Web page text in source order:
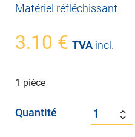
Matériel réfléchissant
3.10 € TVA incl.
1 pièce
Quantité